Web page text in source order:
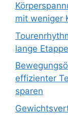
mit weniger
lange
effizienter
sparen